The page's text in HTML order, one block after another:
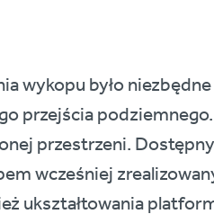
wykopu było
przejścia
przestrzeni.
wcześniej
ukształtowania